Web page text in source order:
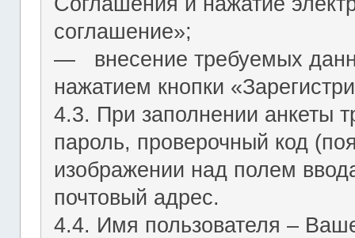
соглашение»;
― внесение требуемых
нажатием кнопки
4.3. При заполнении анкеты
пароль, проверочный код
изображении над полем
почтовый адрес.
4.4. Имя пользователя –